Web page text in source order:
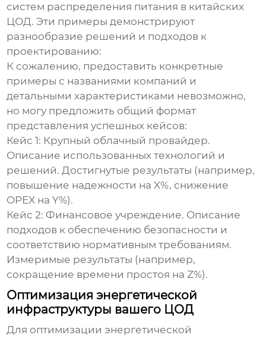
систем распределения питания в китайских
ЦОД. Эти примеры демонстрируют
разнообразие решений и подходов к
проектированию:
К сожалению, предоставить конкретные
примеры с названиями компаний и
детальными характеристиками невозможно,
но могу предложить общий формат
представления успешных кейсов:
Кейс 1: Крупный облачный провайдер.
Описание использованных технологий и
решений. Достигнутые результаты (например,
повышение надежности на X%, снижение
OPEX на Y%).
Кейс 2: Финансовое учреждение. Описание
подходов к обеспечению безопасности и
соответствию нормативным требованиям.
Измеримые результаты (например,
сокращение времени простоя на Z%).
Оптимизация энергетической
инфраструктуры вашего ЦОД
Для оптимизацииэнергетической